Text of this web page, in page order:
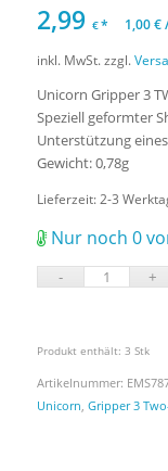
2,99 €* 1,00€
inkl. MwSt. zzgl.
Unicorn Gripper 3
Speziell geformter
Unterstützung eines
Gewicht: 0,78g
Lieferzeit: 2-3
Nur noch 0
Produkt enthält: 3 Stk
Artikelnummer:
Unicorn, Gripper 3